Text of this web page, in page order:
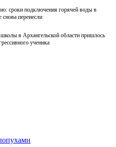
сроки подключения горячей воды в
снова перенесли
в Архангельской области пришлось
ученика